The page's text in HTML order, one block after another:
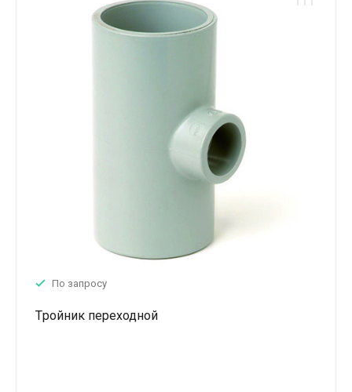
По запросу
Tройник переходной